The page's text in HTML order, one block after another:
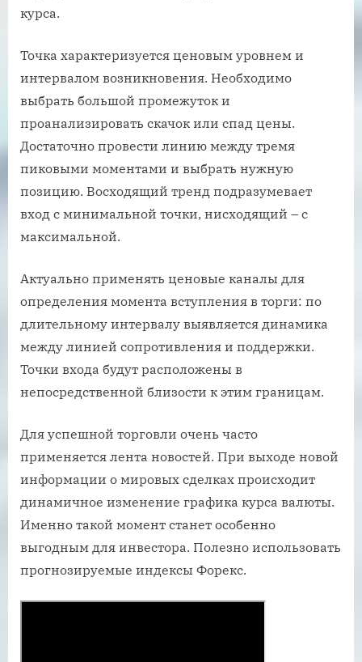
курса.
Точка характеризуется ценовым уровнем и
интервалом возникновения. Необходимо
выбрать большой промежуток и
проанализировать скачок или спад цены.
Достаточно провести линию между тремя
пиковыми моментами и выбрать нужную
позицию. Восходящий тренд подразумевает
вход с минимальной точки, нисходящий – с
максимальной.
Актуально применять ценовые каналы для
определения момента вступления в торги: по
длительному интервалу выявляется динамика
между линией сопротивления и поддержки.
Точки входа будут расположены в
непосредственной близости к этим границам.
Для успешной торговли очень часто
применяется лента новостей. При выходе новой
информации о мировых сделках происходит
динамичное изменение графика курса валюты.
Именно такой момент станет особенно
выгодным для инвестора. Полезно использовать
прогнозируемые индексы Форекс.